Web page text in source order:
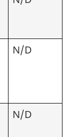
N/D
N/D